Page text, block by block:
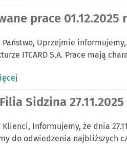
prace 01.12.2025
Państwo, Uprzejmie
ITCARD S.A. Prace mają
Sidzina 27.11.2025
Klienci, Informujemy, że dnia
do odwiedzenia najbliższych